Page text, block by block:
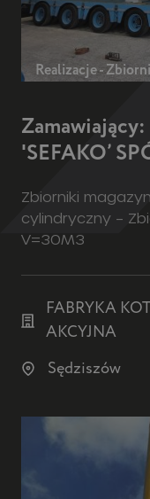
Realizacje -
'SEFAKO’
Zbiorniki
cylindryczny –
V=30M3
FABRYKA
AKCYJNA
Sędziszów